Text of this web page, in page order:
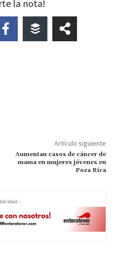
la nota!
Artículo siguiente
Aumentan casos de cáncer de
mama en mujeres jóvenes en
Poza Rica
-